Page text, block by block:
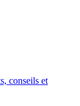
conseils et